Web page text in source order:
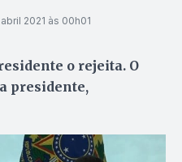
abril 2021 às 00h01
o rejeita. O
presidente,